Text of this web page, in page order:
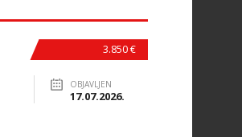
3.850 €
OBJAVLJEN
17.07.2026.